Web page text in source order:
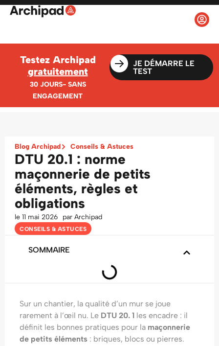
Testez Archipad
gratuitement
30 JOURS- SANS
ENGAGEMENT
JE DÉMARRE LE
TEST
Blog Archipad Conseils & Astuces
DTU 20.1 : norme
maçonnerie de petits
éléments, règles et
obligations
le 11 mai 2026 par Archipad
CONSEILS & ASTUCES
SOMMAIRE
Sur un chantier, la qualité d’un mur se joue
rarement à l’œil nu. Le DTU 20. 1 les encadre : il
définit les bonnes pratiques pour la maçonnerie
de petits éléments : briques, blocs ou pierres.